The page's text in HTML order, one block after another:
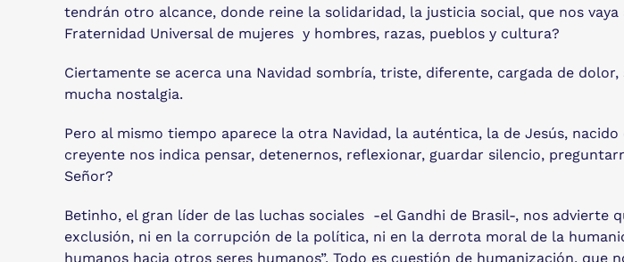
tendrán otro alcance, donde reine la solidaridad, la justicia social, que nos
Fraternidad Universal de mujeres y hombres, razas, pueblos y cultura?
Ciertamente se acerca una Navidad sombría, triste, diferente, cargada de
mucha nostalgia.
Pero al mismo tiempo aparece la otra Navidad, la auténtica, la de Jesús,
creyente nos indica pensar, detenernos, reflexionar, guardar silencio,
Señor?
Betinho, el gran líder de las luchas sociales -el Gandhi de Brasil-, nos advierte
exclusión, ni en la corrupción de la política, ni en la derrota moral de la
humanos hacia otros seres humanos”. Todo es cuestión de humanización,